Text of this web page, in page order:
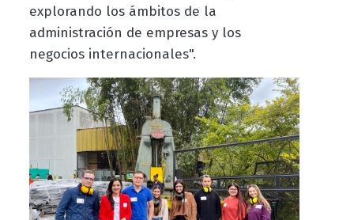
explorando los ámbitos de la
administración de empresas y los
negocios internacionales".